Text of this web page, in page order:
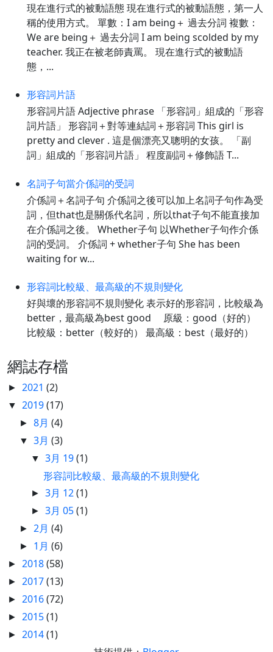
現在進行式的被動語態 現在進行式的被動語態，第一人
稱的使用方式。 單數：I am being＋ 過去分詞 複數：
We are being＋ 過去分詞 I am being scolded by my
teacher. 我正在被老師責罵。 現在進行式的被動語
態，...
形容詞片語
形容詞片語 Adjective phrase 「形容詞」組成的「形容
詞片語」 形容詞＋對等連結詞＋形容詞 This girl is
pretty and clever . 這是個漂亮又聰明的女孩。 「副
詞」組成的「形容詞片語」 程度副詞＋修飾語 T...
名詞子句當介係詞的受詞
介係詞＋名詞子句 介係詞之後可以加上名詞子句作為受
詞，但that也是關係代名詞，所以that子句不能直接加
在介係詞之後。 Whether子句 以Whether子句作介係
詞的受詞。 介係詞 + whether子句 She has been
waiting for w...
形容詞比較級、最高級的不規則變化
好與壞的形容詞不規則變化 表示好的形容詞，比較級為
better，最高級為best good 原級：good（好的）
比較級：better（較好的） 最高級：best（最好的）
網誌存檔
► 2021 (2)
▼ 2019(17)
►8月(4)
▼3月(3)
▼3月 19(1)
形容詞比較級、最高級的不規則變化
►3月 12(1)
►3月 05(1)
► 2月(4)
► 1月(6)
► 2018(58)
► 2017(13)
► 2016(72)
► 2015(1)
► 2014(1)